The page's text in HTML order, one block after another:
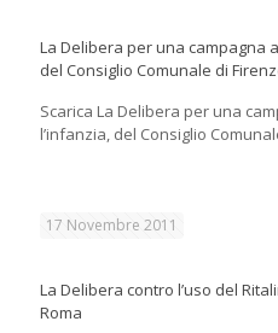
La Delibera per una campagna
del Consiglio Comunale di
Scarica La Delibera per una
l’infanzia, del Consiglio
17 Novembre 2011
La Delibera contro l’uso del
Roma